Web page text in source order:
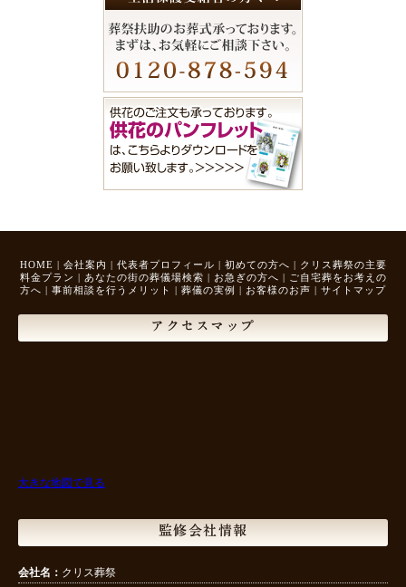
HOME | 会社案内 | 代表者プロフィール | 初めての方へ | クリス葬祭の主要
料金プラン | あなたの街の葬儀場検索 | お急ぎの方へ | ご自宅葬をお考えの
方へ | 事前相談を行うメリット | 葬儀の実例 | お客様のお声 | サイトマップ
アクセスマップ
大きな地図で見る
監修会社情報
会社名： クリス葬祭